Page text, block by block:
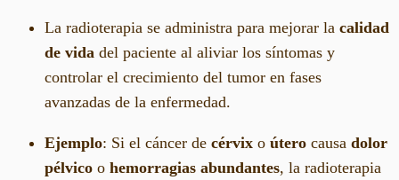
La radioterapia se administra para mejorar la calidad
de vida del paciente al aliviar los síntomas y
controlar el crecimiento del tumor en fases
avanzadas de la enfermedad.
Ejemplo: Si el cáncer de cérvix o útero causa dolor
pélvico o hemorragias abundantes, la radioterapia